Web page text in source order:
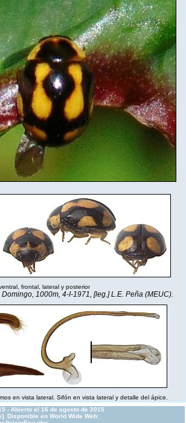
frontal, lateral y posterior
1000m, 4-I-1971, [leg.] L.E. Peña (MEUC).
en vista lateral. Sifón en vista lateral y detalle del ápice.
- Abierto el 16 de agosto de 2015
Disponible en World Wide Web: